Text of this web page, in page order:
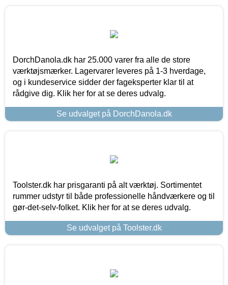
DorchDanola.dk har 25.000 varer fra alle de store
værktøjsmærker. Lagervarer leveres på 1-3 hverdage,
og i kundeservice sidder der fageksperter klar til at
rådgive dig. Klik her for at se deres udvalg.
Se udvalget på DorchDanola.dk
Toolster.dk har prisgaranti på alt værktøj. Sortimentet
rummer udstyr til både professionelle håndværkere og til
gør-det-selv-folket. Klik her for at se deres udvalg.
Se udvalget på Toolster.dk